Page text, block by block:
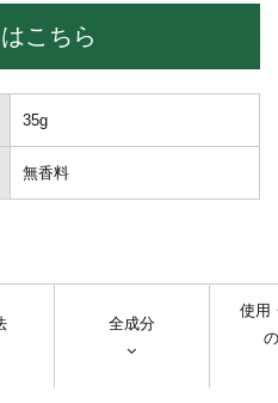
こちら
35g
無香料
全成分
使用